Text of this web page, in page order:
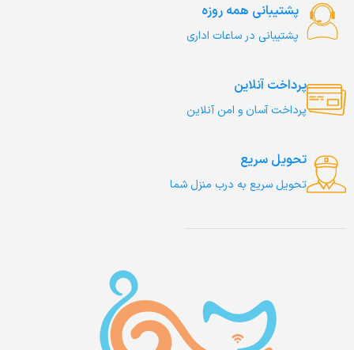
پشتیبانی همه روزه
پشتیبانی در ساعات اداری
پرداخت آنلاین
پرداخت آسان و امن آنلاین
تحویل سریع
تحویل سریع به درب منزل شما